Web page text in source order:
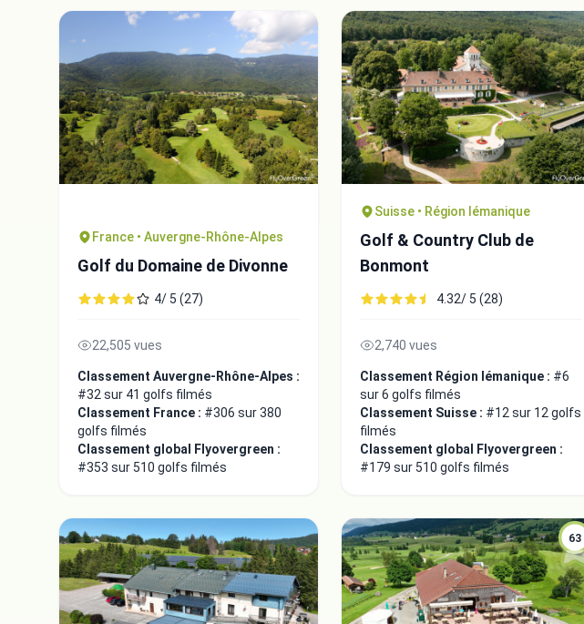
France • Auvergne-Rhône-Alpes
Golf du Domaine de Divonne
4/ 5 (27)
22,505 vues
Classement Auvergne-Rhône-Alpes :
#32 sur 41 golfs filmés
Classement France : #306 sur 380
golfs filmés
Classement global Flyovergreen :
#353 sur 510 golfs filmés
Suisse • Région lémanique
Golf & Country Club de
Bonmont
4.32/ 5 (28)
2,740 vues
Classement Région lémanique : #6
sur 6 golfs filmés
Classement Suisse : #12 sur 12 golfs
filmés
Classement global Flyovergreen :
#179 sur 510 golfs filmés
63